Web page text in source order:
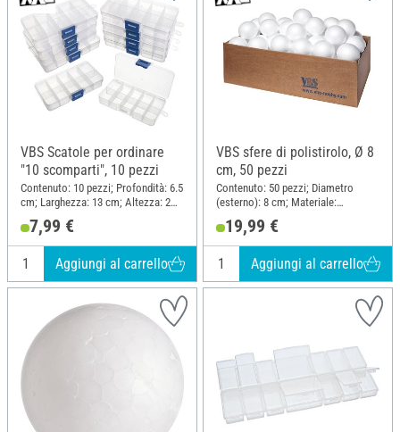
VBS Scatole per ordinare
"10 scomparti", 10 pezzi
Contenuto: 10 pezzi; Profondità: 6.5
cm; Larghezza: 13 cm; Altezza: 2
Polipropilene (PP)
7,99 €
Aggiungi al carrello
VBS sfere di polistirolo, Ø 8
cm, 50 pezzi
Contenuto: 50 pezzi; Diametro
(esterno): 8 cm; Materiale:
19,99 €
Aggiungi al carrello